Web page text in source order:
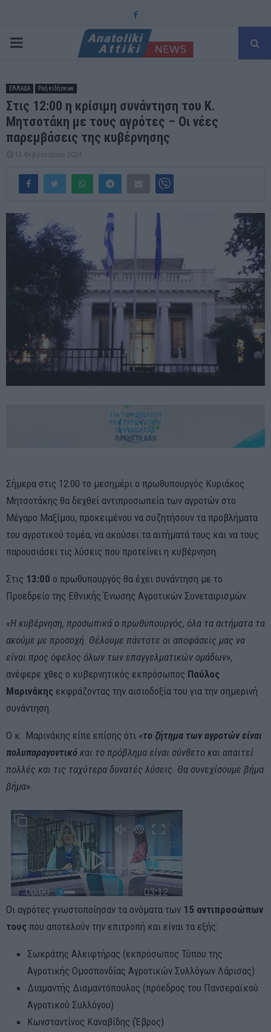
Facebook
PRIMARY
ΕΛΛΑΔΑ Ροή ειδήσεων
Στις 12:00 η κρίσιμη συνάντηση του Κ.
Μητσοτάκη με τους αγρότες – Οι νέες
παρεμβάσεις της κυβέρνησης
13 Φεβρουαρίου 2024
Σήμερα στις 12:00 το μεσημέρι ο πρωθυπουργός Κυριάκος
Μητσοτάκης θα δεχθεί αντιπροσωπεία των αγροτών στο
Μέγαρο Μαξίμου, προκειμένου να συζητήσουν τα προβλήματα
του αγροτικού τομέα, να ακούσει τα αιτήματά τους και να τους
παρουσιάσει τις λύσεις που προτείνει η κυβέρνηση.
Στις 13:00 ο πρωθυπουργός θα έχει συνάντηση με το
Προεδρείο της Εθνικής Ένωσης Αγροτικών Συνεταιρισμών.
«Η κυβέρνηση, προσωπικά ο πρωθυπουργός, όλα τα αιτήματα τα
ακούμε με προσοχή. Θέλουμε πάντοτε οι αποφάσεις μας να
είναι προς όφελος όλων των επαγγελματικών ομάδων»,
ανέφερε χθες ο κυβερνητικός εκπρόσωπος Παύλος
Μαρινάκης εκφράζοντας την αισιοδοξία του για την σημερινή
συνάντηση.
Ο κ. Μαρινάκης είπε επίσης ότι «το ζήτημα των αγροτών είναι
πολυπαραγοντικό και το πρόβλημα είναι σύνθετο και απαιτεί
πολλές και τις ταχύτερα δυνατές λύσεις. Θα συνεχίσουμε βήμα
βήμα».
Οι αγρότες γνωστοποίησαν τα ονόματα των 15 αντιπροσώπων
τους που αποτελούν την επιτροπή και είναι τα εξής:
Σωκράτης Αλειφτήρας (εκπρόσωπος Τύπου της
Αγροτικής Ομοσπονδίας Αγροτικών Συλλόγων Λάρισας)
Διαμαντής Διαμαντόπουλος (πρόεδρος του Πανσεραϊκού
Αγροτικού Συλλόγου)
Κωνσταντίνος Καναβίδης (Έβρος)